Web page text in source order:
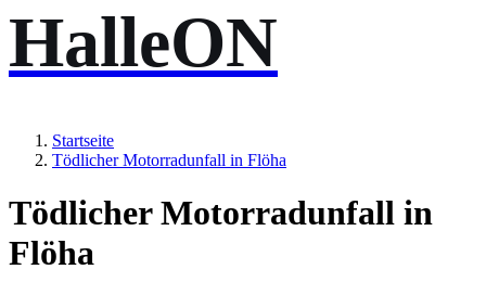
HalleON
Startseite
Tödlicher Motorradunfall in Flöha
Tödlicher Motorradunfall in
Flöha